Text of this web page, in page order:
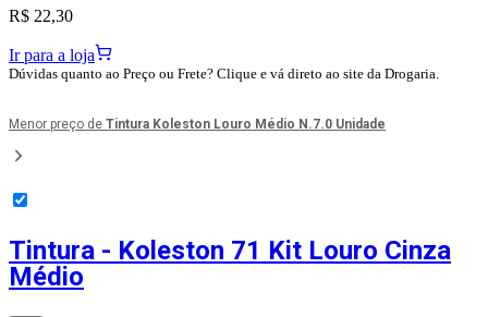
R$ 22,30
Ir para a loja
Dúvidas quanto ao Preço ou Frete? Clique e vá direto ao site da Drogaria.
Menor preço de Tintura Koleston Louro Médio N.7.0 Unidade
Tintura - Koleston 71 Kit Louro Cinza
Médio